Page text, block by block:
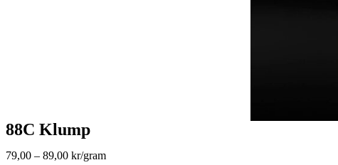
88C Klump
79,00 – 89,00 kr/gram